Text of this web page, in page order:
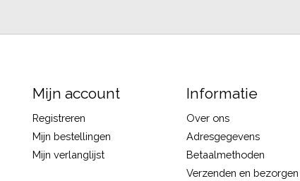
Mijn account
Registreren
Mijn bestellingen
Mijn verlanglijst
Informatie
Over ons
Adresgegevens
Betaalmethoden
Verzenden en bezorgen